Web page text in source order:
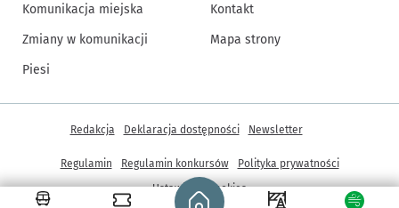
Strona główna - wroclaw.pl
Komunikacja miejska
Zmiany w komunikacji
Piesi
Kontakt
Mapa strony
Inne informacje
Redakcja Deklaracja dostępności Newsletter
Regulamin Regulamin konkursów
Polityka prywatności
Ustawienia cookies